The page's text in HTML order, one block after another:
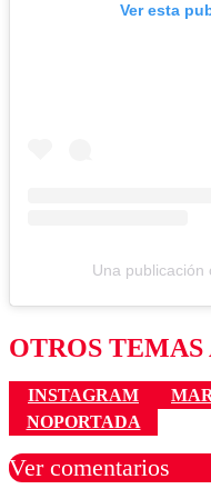
Ver esta
Una publicación
OTROS
INSTAGRAM
NOPORTADA
Ver comentarios